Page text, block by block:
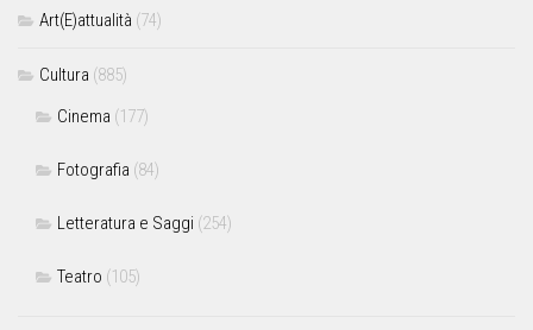
Art(E)attualità (74)
Cultura (885)
Cinema (177)
Fotografia (84)
Letteratura e Saggi (254)
Teatro (105)